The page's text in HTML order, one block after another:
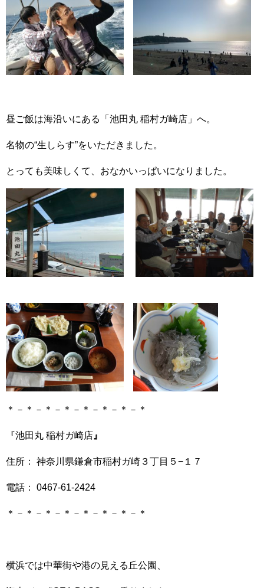
昼ご飯は海沿いにある「池田丸 稲村ガ崎店」へ。
名物の“生しらす”をいただきました。
とっても美味しくて、おなかいっぱいになりました。
＊－＊－＊－＊－＊－＊－＊－＊
『池田丸 稲村ガ崎店 』
住所： 神奈川県鎌倉市稲村ガ崎３丁目５−１７
電話： 0467-61-2424
＊－＊－＊－＊－＊－＊－＊－＊
横浜では中華街や港の見える丘公園、